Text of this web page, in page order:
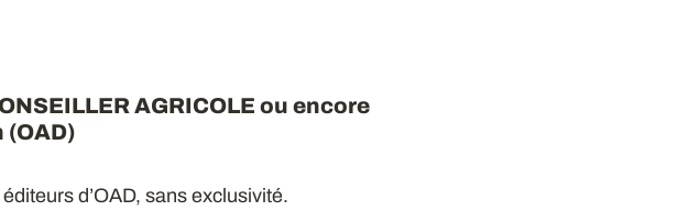
AGRICOLE ou encore
(OAD)
d’OAD, sans exclusivité.